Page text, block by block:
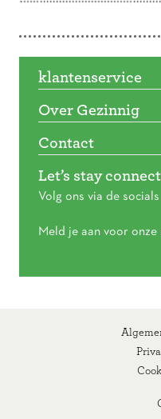
klantenservice
Over Gezinnig
Contact
Let’s stay
Volg ons via de socials
Meld je aan voor